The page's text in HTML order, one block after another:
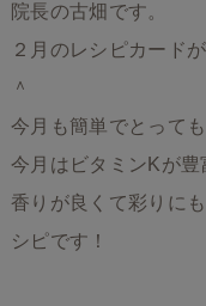
院長の古畑です。
２月のレシピカード
＾
今月も簡単でとって
今月はビタミンKが豊
香りが良くて彩りに
シピです！